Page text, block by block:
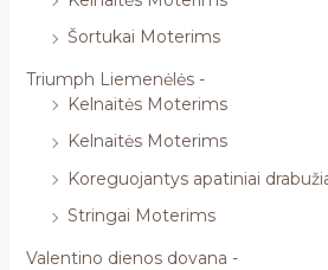
Šortukai Moterims
Triumph Liemenėlės -
Kelnaitės Moterims
Kelnaitės Moterims
Koreguojantys apatiniai
Stringai Moterims
Valentino dienos dovana -